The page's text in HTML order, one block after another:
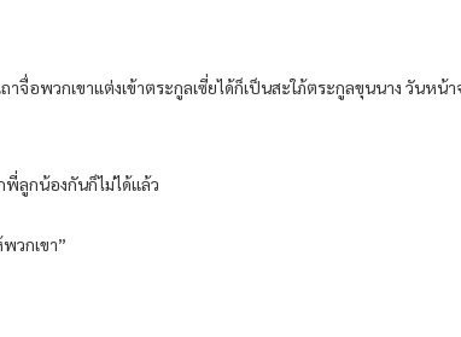
อพวกเขาแต่งเข้าตระกูลเซี่ยได้ก็เป็นสะใภ้ตระกูลขุนนาง วันหน้
พี่ลูกน้องกันก็ไม่ได้แล้ว
วกเขา”